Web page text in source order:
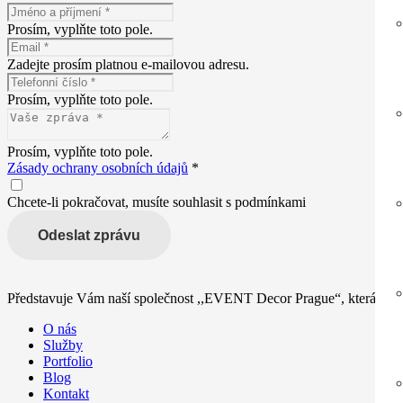
Prosím, vyplňte toto pole.
Zadejte prosím platnou e-mailovou adresu.
Prosím, vyplňte toto pole.
Prosím, vyplňte toto pole.
Zásady ochrany osobních údajů *
Chcete-li pokračovat, musíte souhlasit s podmínkami
Odeslat zprávu
Představuje Vám naší společnost ,,EVENT Decor Prague“, která se
O nás
Služby
Portfolio
Blog
Kontakt